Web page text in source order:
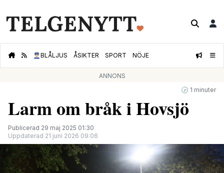
👮🏻‍♂️BLÅLJUS ÅSIKTER SPORT NÖJE
ANNONS
🕝 1 minuter
Larm om bråk i Hovsjö
Publicerad 29 maj 2025 01:30
Uppdaterad 21 juni 2026 09:06